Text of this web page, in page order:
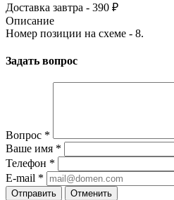
Доставка завтра - 390 ₽
Описание
Номер позиции на схеме - 8.
Задать вопрос
Вопрос *
Ваше имя *
Телефон *
E-mail *
Отправить Отменить